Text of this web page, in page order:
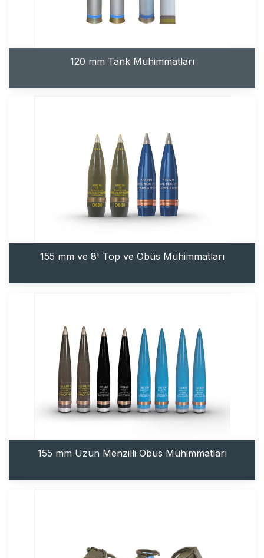
120 mm Tank Mühimmatları
155 mm ve 8' Top ve Obüs Mühimmatları
155 mm Uzun Menzilli Obüs Mühimmatları